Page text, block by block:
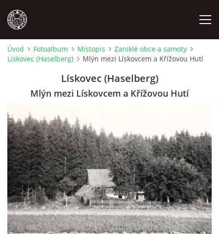
MÍSTOPIS
NÁRODOPIS
OSOBNOSTI
OSTATNÍ
ODKAZY
O NÁS
Úvod Fotoalbum Místopis
Zaniklé obce a samoty
Lískovec (Haselberg)
Mlýn mezi Lískovcem a Křížovou Hutí
Lískovec (Haselberg)
Mlýn mezi Lískovcem a Křížovou Hutí